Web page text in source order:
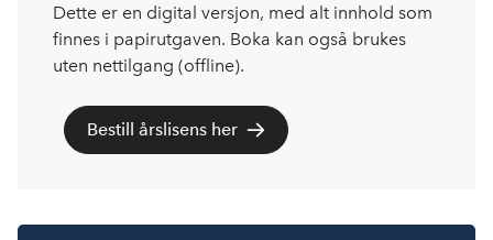
Dette er en digital versjon, med alt innhold som
finnes i papirutgaven. Boka kan også brukes
uten nettilgang (offline).
Bestill årslisens her